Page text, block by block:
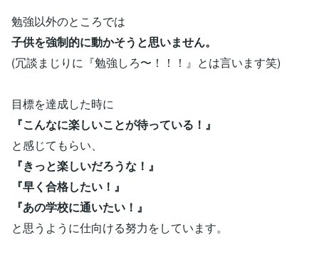
勉強以外のところでは
子供を強制的に動かそうと思いません。
(冗談まじりに『勉強しろ〜！！！』とは言います笑)
目標を達成した時に
『こんなに楽しいことが待っている！』
と感じてもらい、
『きっと楽しいだろうな！』
『早く合格したい！』
『あの学校に通いたい！』
と思うように仕向ける努力をしています。